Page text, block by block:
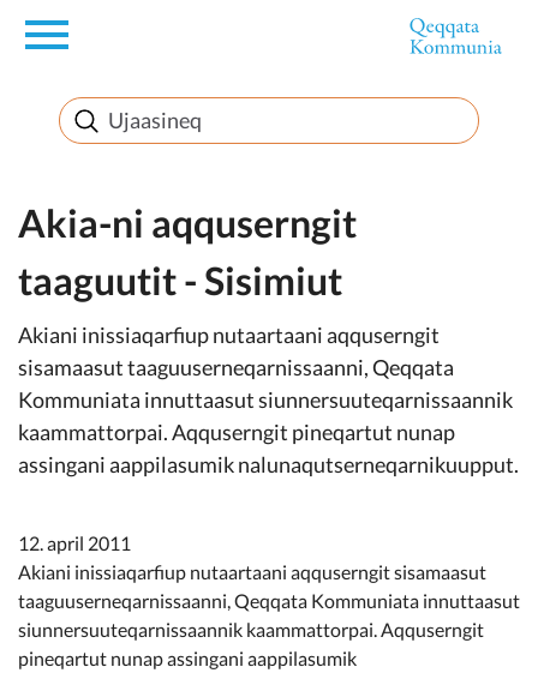
en
Innuttaasunut
Inuussutissarsiorneq
Politikki
Takornariat
Imminut sullinneq
Kommunimi pilersaarut
Kommune pillugu
Akia-ni aqquserngit
taaguutit - Sisimiut
Akiani inissiaqarfiup nutaartaani aqquserngit
sisamaasut taaguuserneqarnissaanni, Qeqqata
Kommuniata innuttaasut siunnersuuteqarnissaannik
kaammattorpai. Aqquserngit pineqartut nunap
assingani aappilasumik nalunaqutserneqarnikuupput.
12. april 2011
Akiani inissiaqarfiup nutaartaani aqquserngit sisamaasut
taaguuserneqarnissaanni, Qeqqata Kommuniata innuttaasut
siunnersuuteqarnissaannik kaammattorpai. Aqquserngit
pineqartut nunap assingani aappilasumik